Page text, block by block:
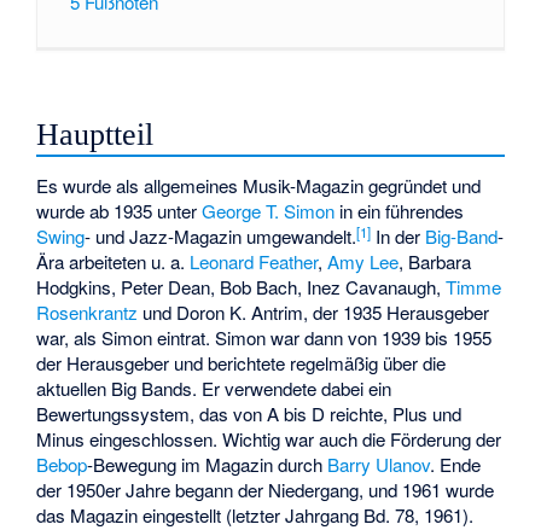
Hauptteil
Es wurde als allgemeines Musik-Magazin gegründet und
wurde ab 1935 unterGeorge T. Simon in ein führendes
Swing- und Jazz-Magazin umgewandelt.[1] In der Big-Band-
Ära arbeiteten u. a. Leonard Feather,Amy Lee, Barbara
Hodgkins, Peter Dean, Bob Bach, Inez Cavanaugh,Timme
Rosenkrantz und Doron K. Antrim, der 1935 Herausgeber
war, als Simon eintrat. Simon war dann von 1939 bis 1955
der Herausgeber und berichtete regelmäßig über die
aktuellen Big Bands. Er verwendete dabei ein
Bewertungssystem, das von A bis D reichte, Plus und
Minus eingeschlossen. Wichtig war auch die Förderung der
Bebop-Bewegung im Magazin durch Barry Ulanov. Ende
der 1950er Jahre begann der Niedergang, und 1961 wurde
das Magazin eingestellt (letzter Jahrgang Bd. 78, 1961).